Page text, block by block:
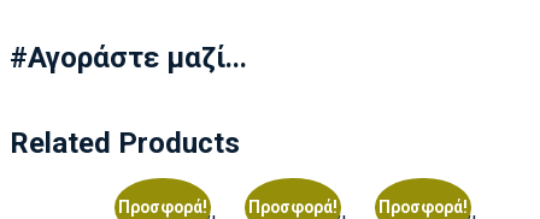
#Αγοράστε μαζί...
Related Products
Προσφορά! Προσφορά! Προσφορά!